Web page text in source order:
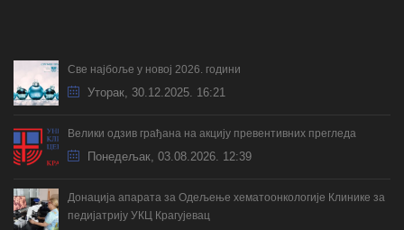
Све најбоље у новој 2026. години
Уторак, 30.12.2025. 16:21
Велики одзив грађана на акцију превентивних прегледа
Понедељак, 03.08.2026. 12:39
Донација апарата за Одељење хематоонкологије Клинике за
педијатрију УКЦ Крагујевац